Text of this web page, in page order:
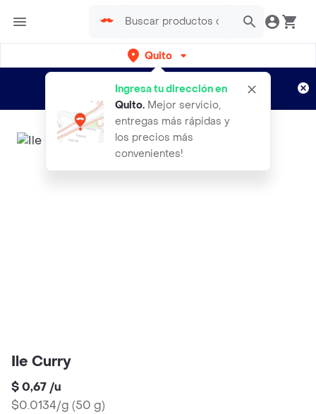
Quito
Ingresa tu dirección en
Quito. Mejor servicio,
entregas más rápidas y
los precios más
convenientes!
envíos gratis por semanas
Aplican TyC
Ile Curry
$ 0,67 /u
$0.0134/g (50 g)